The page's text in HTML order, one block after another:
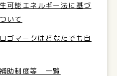
可能エネルギー法に基づ
いて
ゴマークはどなたでも自
助制度等 一覧